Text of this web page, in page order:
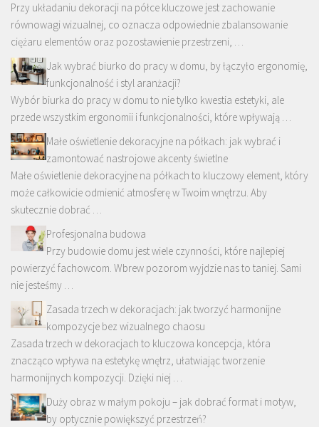
Przy układaniu dekoracji na półce kluczowe jest zachowanie
równowagi wizualnej, co oznacza odpowiednie zbalansowanie
ciężaru elementów oraz pozostawienie przestrzeni, …
Jak wybrać biurko do pracy w domu, by łączyło ergonomię,
funkcjonalność i styl aranżacji?
Wybór biurka do pracy w domu to nie tylko kwestia estetyki, ale
przede wszystkim ergonomii i funkcjonalności, które wpływają …
Małe oświetlenie dekoracyjne na półkach: jak wybrać i
zamontować nastrojowe akcenty świetlne
Małe oświetlenie dekoracyjne na półkach to kluczowy element, który
może całkowicie odmienić atmosferę w Twoim wnętrzu. Aby
skutecznie dobrać …
Profesjonalna budowa
Przy budowie domu jest wiele czynności, które najlepiej
powierzyć fachowcom. Wbrew pozorom wyjdzie nas to taniej. Sami
nie jesteśmy …
Zasada trzech w dekoracjach: jak tworzyć harmonijne
kompozycje bez wizualnego chaosu
Zasada trzech w dekoracjach to kluczowa koncepcja, która
znacząco wpływa na estetykę wnętrz, ułatwiając tworzenie
harmonijnych kompozycji. Dzięki niej …
Duży obraz w małym pokoju – jak dobrać format i motyw,
by optycznie powiększyć przestrzeń?